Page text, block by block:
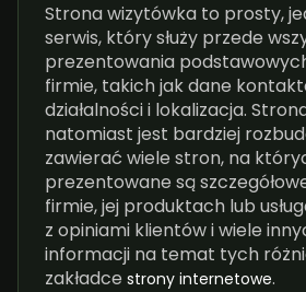
Strona wizytówka to prosty,
serwis, który służy przede
prezentowania
firmie, takich jak dane
działalności i lokalizacja.
natomiast jest bardziej
zawierać wiele stron, na
prezentowane są
firmie, jej produktach lub
z opiniami klientów i wiele
informacji na temat tych
zakładce strony internetowe.